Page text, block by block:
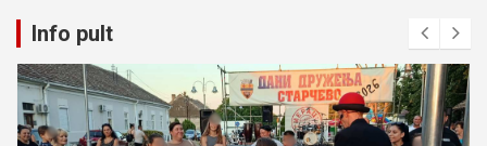
Info pult